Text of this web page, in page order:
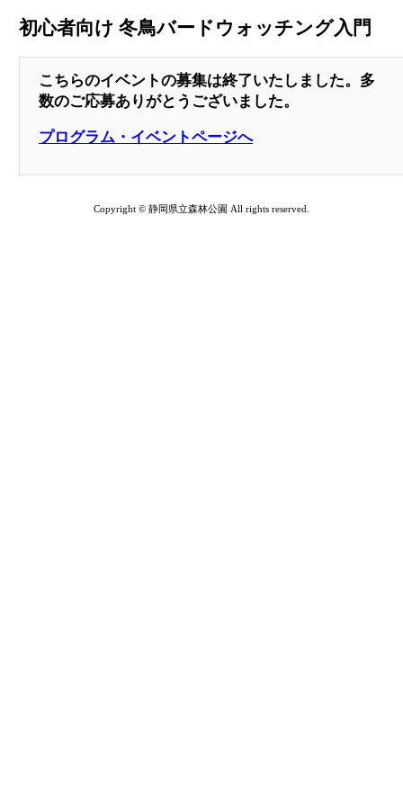
初心者向け 冬鳥バードウォッチング入門
こちらのイベントの募集は終了いたしました。多
数のご応募ありがとうございました。
プログラム・イベントページへ
Copyright © 静岡県立森林公園 All rights reserved.